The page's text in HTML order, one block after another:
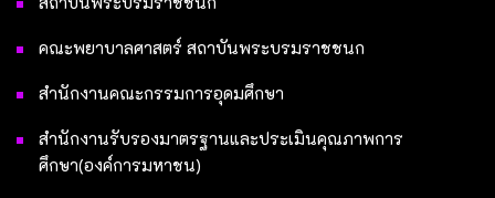
คณะพยาบาลศาสตร์ สถาบันพระบรมราชชนก
สำนักงานคณะกรรมการอุดมศึกษา
สำนักงานรับรองมาตรฐานและประเมินคุณภาพการ
ศึกษา(องค์การมหาชน)